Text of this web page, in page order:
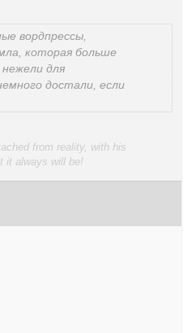
вордпрессы,
которая больше
для
достали, если
from reality, with his
it always will be!